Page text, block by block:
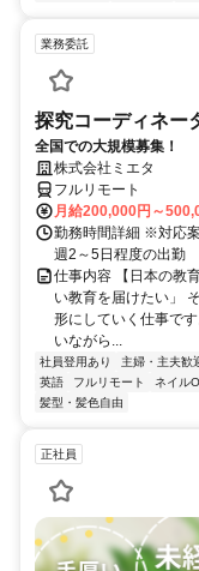
業務委託
探究コーディネー
全国での大規模募集！
株式会社ミエタ
フルリモート
月給200,000円～
勤務時間詳細 ※対応
週2～5日程度の出勤
仕事内容 【日本の教
い教育を届けたい」
形にしていく仕事で
いながら...
社員登用あり 主婦・主夫歓
英語
フルリモート ネイル
髪型・髪色自由
正社員